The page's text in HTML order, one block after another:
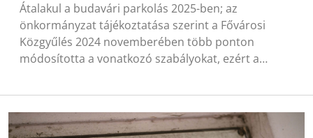
Átalakul a budavári parkolás 2025-ben; az
önkormányzat tájékoztatása szerint a Fővárosi
Közgyűlés 2024 novemberében több ponton
módosította a vonatkozó szabályokat, ezért a…